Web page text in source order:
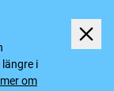
i
om